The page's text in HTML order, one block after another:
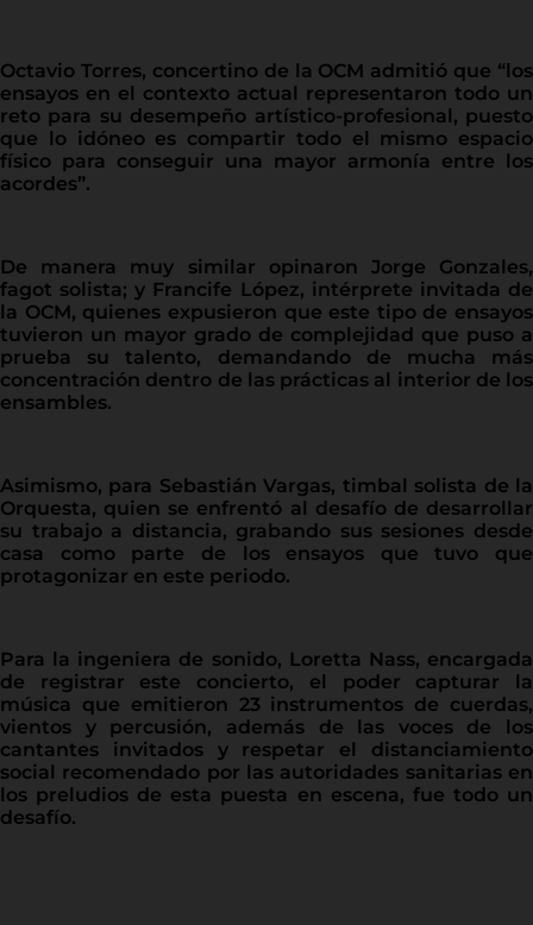
Octavio Torres, concertino de la OCM admitió que “los
ensayos en el contexto actual representaron todo un
reto para su desempeño artístico-profesional, puesto
que lo idóneo es compartir todo el mismo espacio
físico para conseguir una mayor armonía entre los
acordes”.
De manera muy similar opinaron Jorge Gonzales,
fagot solista; y Francife López, intérprete invitada de
la OCM, quienes expusieron que este tipo de ensayos
tuvieron un mayor grado de complejidad que puso a
prueba su talento, demandando de mucha más
concentración dentro de las prácticas al interior de los
ensambles.
Asimismo, para Sebastián Vargas, timbal solista de la
Orquesta, quien se enfrentó al desafío de desarrollar
su trabajo a distancia, grabando sus sesiones desde
casa como parte de los ensayos que tuvo que
protagonizar en este periodo.
Para la ingeniera de sonido, Loretta Nass, encargada
de registrar este concierto, el poder capturar la
música que emitieron 23 instrumentos de cuerdas,
vientos y percusión, además de las voces de los
cantantes invitados y respetar el distanciamiento
social recomendado por las autoridades sanitarias en
los preludios de esta puesta en escena, fue todo un
desafío.